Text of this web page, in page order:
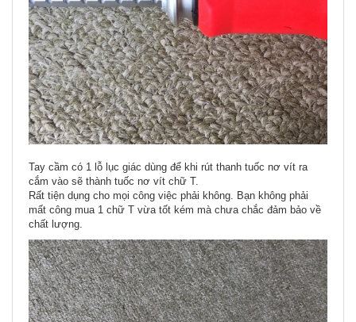
Tay cầm có 1 lỗ lục giác dùng để khi rút thanh tuốc nơ vít ra
cắm vào sẽ thành tuốc nơ vít chữ T.
Rất tiện dụng cho mọi công việc phải không. Bạn không phải
mất công mua 1 chữ T vừa tốt kém mà chưa chắc đảm bảo về
chất lượng.